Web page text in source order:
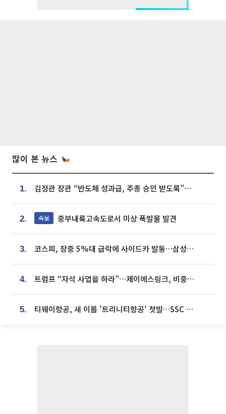
많이 본 뉴스
1. 김정관 장관 “반도체 성과급, 주총 승인 받도록”…상법·자본시장법 개정 시사
2. 속보 중부내륙고속도로서 미상 폭발물 발견
3. 코스피, 장중 5%대 급락에 사이드카 발동…삼성·SK 동반 폭락
4. 트럼프 “자석 사업을 하라”…제이에스링크, 비중국 영구자석 공급망 구축 속도
5. 티웨이항공, 새 이름 '트리니티항공' 첫발…SSC 전략 본격화